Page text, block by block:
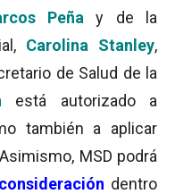
Peña
y de la
Carolina Stanley,
de Salud de la
está autorizado a
también a aplicar
MSD podrá
dentro